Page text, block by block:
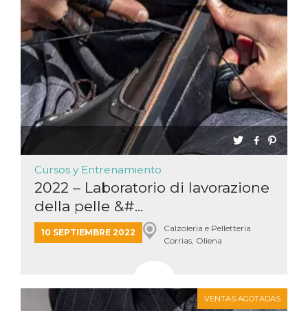
Cursos y Entrenamiento
2022 – Laboratorio di lavorazione
della pelle &#...
10 SEPTIEMBRE 2022
Calzoleria e Pelletteria
Corrias, Oliena
VENTAS AGOTADAS